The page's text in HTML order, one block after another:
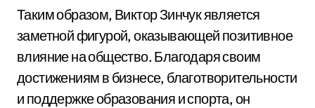
Таким образом, Виктор Зинчук является
заметной фигурой, оказывающей позитивное
влияние на общество. Благодаря своим
достижениям в бизнесе, благотворительности
и поддержке образования и спорта, он